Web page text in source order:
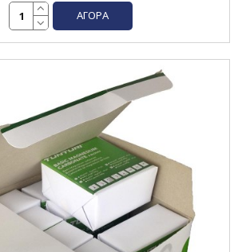
ΑΓΟΡΆ